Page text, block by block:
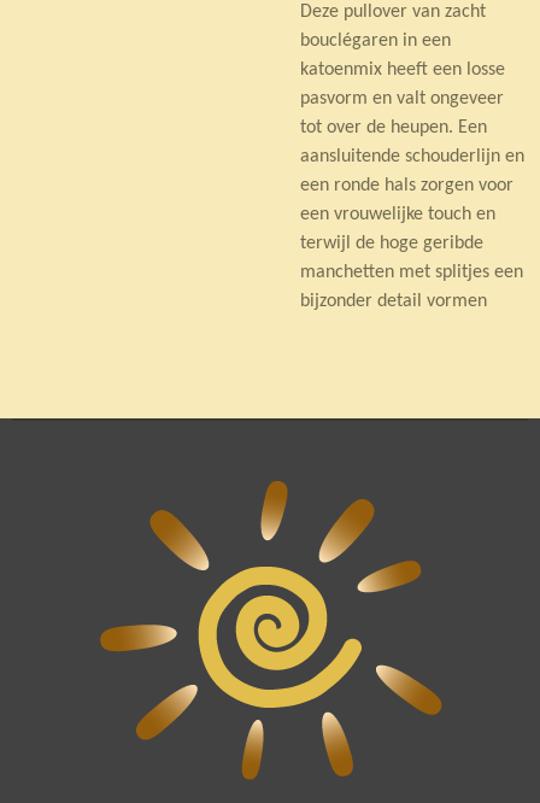
Deze pullover van zacht
bouclégaren in een
katoenmix heeft een losse
pasvorm en valt ongeveer
tot over de heupen. Een
aansluitende schouderlijn en
een ronde hals zorgen voor
een vrouwelijke touch en
terwijl de hoge geribde
manchetten met splitjes een
bijzonder detail vormen